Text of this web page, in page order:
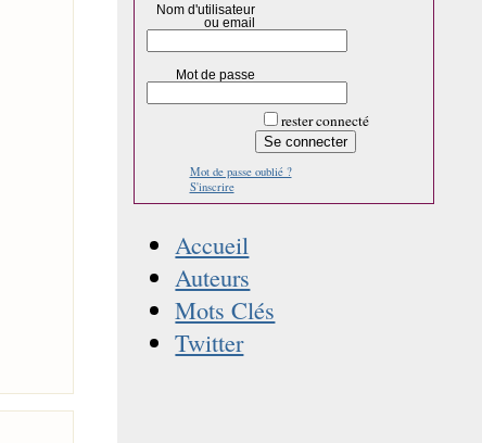
Nom d'utilisateur
ou email
Mot de passe
rester connecté
Mot de passe oublié ?
S'inscrire
Accueil
Auteurs
Mots Clés
Twitter